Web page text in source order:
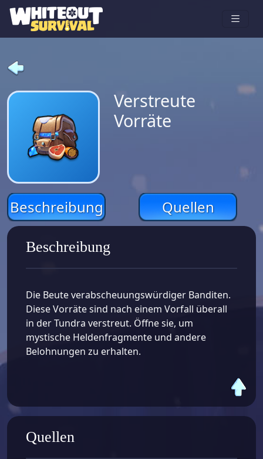
Verstreute
Vorräte
Beschreibung Quellen
Beschreibung
Die Beute verabscheuungswürdiger Banditen.
Diese Vorräte sind nach einem Vorfall überall
in der Tundra verstreut. Öffne sie, um
mystische Heldenfragmente und andere
Belohnungen zu erhalten.
Quellen